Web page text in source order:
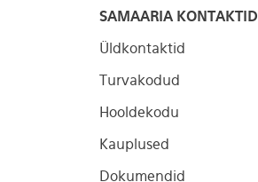
SAMAARIA KONTAKTID
Üldkontaktid
Turvakodud
Hooldekodu
Kauplused
Dokumendid